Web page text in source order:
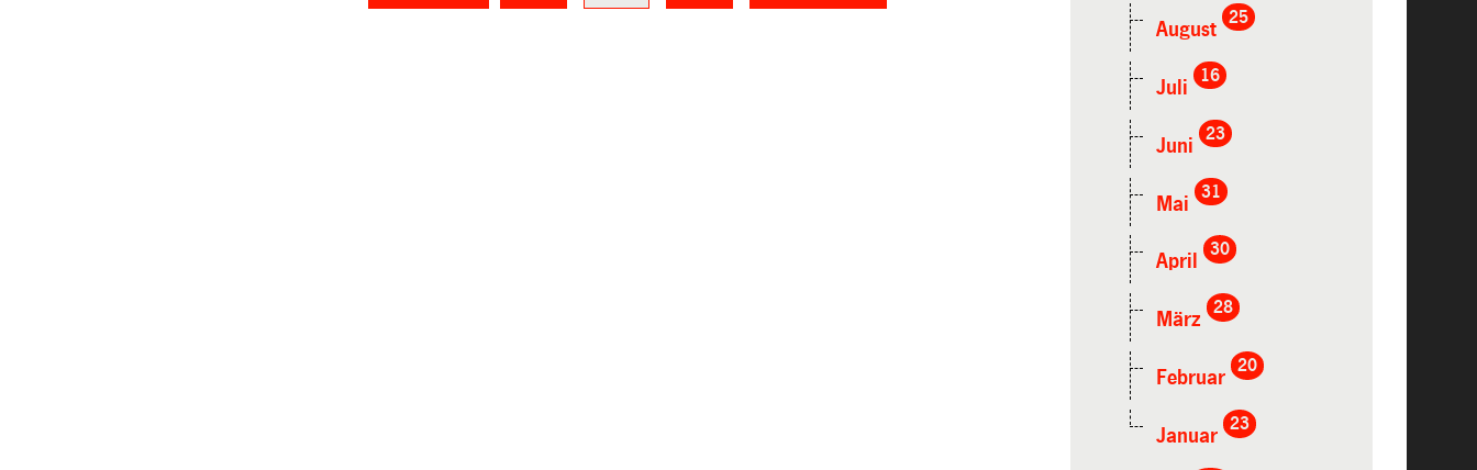
August
25
Juli
16
Juni
23
Mai
31
April
30
März
28
Februar
20
Januar
23